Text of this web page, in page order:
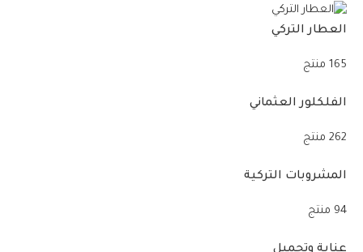
العطار التركي
165 منتج
الفلكلور العثماني
262 منتج
المشروبات التركية
94 منتج
عناية وتجميل